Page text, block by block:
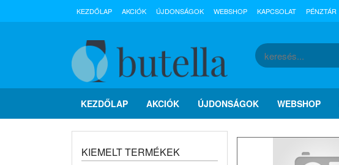
KEZDŐLAP AKCIÓK ÚJDONSÁGOK WEBSHOP KAPCSOLAT PÉNZTÁR
KEZDŐLAP AKCIÓK ÚJDONSÁGOK WEBSHOP
KIEMELT TERMÉKEK